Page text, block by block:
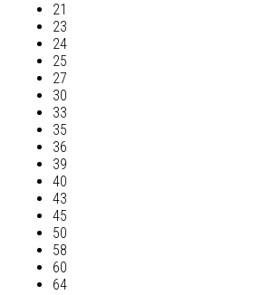
21
23
24
25
27
30
33
35
36
39
40
43
45
50
58
60
64